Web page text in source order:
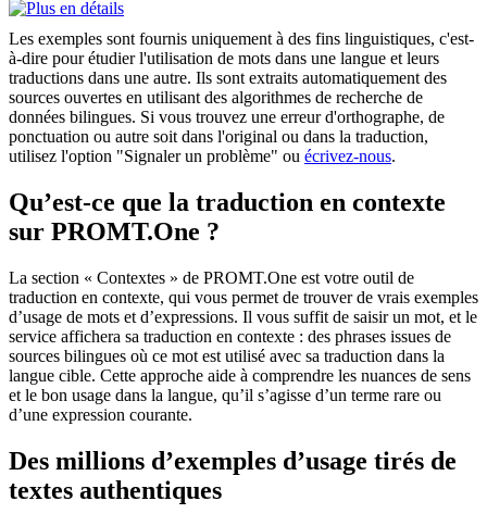
Les exemples sont fournis uniquement à des fins linguistiques, c'est-
à-dire pour étudier l'utilisation de mots dans une langue et leurs
traductions dans une autre. Ils sont extraits automatiquement des
sources ouvertes en utilisant des algorithmes de recherche de
données bilingues. Si vous trouvez une erreur d'orthographe, de
ponctuation ou autre soit dans l'original ou dans la traduction,
utilisez l'option "Signaler un problème" ou écrivez-nous.
Qu’est-ce que la traduction en contexte
sur PROMT.One ?
La section « Contextes » de PROMT.One est votre outil de
traduction en contexte, qui vous permet de trouver de vrais exemples
d’usage de mots et d’expressions. Il vous suffit de saisir un mot, et le
service affichera sa traduction en contexte : des phrases issues de
sources bilingues où ce mot est utilisé avec sa traduction dans la
langue cible. Cette approche aide à comprendre les nuances de sens
et le bon usage dans la langue, qu’il s’agisse d’un terme rare ou
d’une expression courante.
Des millions d’exemples d’usage tirés de
textes authentiques